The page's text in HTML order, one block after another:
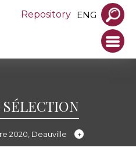
Repository ENG
2020, Deauville